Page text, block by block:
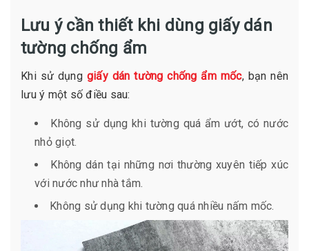
Lưu ý cần thiết khi dùng giấy dán
tường chống ẩm
Khi sử dụng giấy dán tường chống ẩm mốc, bạn nên
lưu ý một số điều sau:
Không sử dụng khi tường quá ẩm ướt, có nước
nhỏ giọt.
Không dán tại những nơi thường xuyên tiếp xúc
với nước như nhà tắm.
Không sử dụng khi tường quá nhiều nấm mốc.